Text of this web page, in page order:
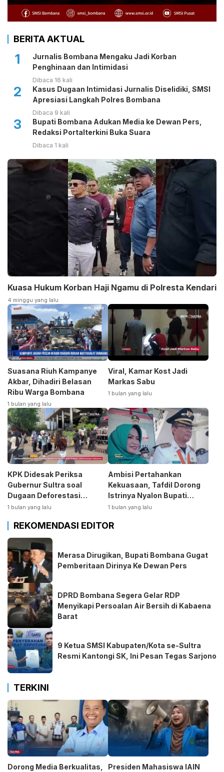
BERITA AKTUAL
1
Jurnalis Bombana Mengaku Jadi Korban
Penghinaan dan Intimidasi
Dibaca 16 kali
2
Kasus Dugaan Intimidasi Jurnalis Diselidiki, SMSI
Apresiasi Langkah Polres Bombana
Dibaca 9 kali
3
Bupati Bombana Adukan Media ke Dewan Pers,
Redaksi Portalterkini Buka Suara
Dibaca 1 kali
Kuasa Hukum Korban Haji Ngamu di Polresta Kendari
4 minggu yang lalu
Suasana Riuh Kampanye
Akbar, Dihadiri Belasan
Ribu Warga Bombana
1 bulan yang lalu
Viral, Kamar Kost Jadi
Markas Sabu
1 bulan yang lalu
KPK Didesak Periksa
Gubernur Sultra soal
Dugaan Deforestasi
Kabaen
1 bulan yang lalu
Ambisi Pertahankan
Kekuasaan, Tafdil Dorong
Istrinya Nyalon Bupati
Bombana
1 bulan yang lalu
REKOMENDASI EDITOR
Merasa Dirugikan, Bupati Bombana Gugat
Pemberitaan Dirinya Ke Dewan Pers
DPRD Bombana Segera Gelar RDP
Menyikapi Persoalan Air Bersih di Kabaena
Barat
9 Ketua SMSI Kabupaten/Kota se-Sultra
Resmi Kantongi SK, Ini Pesan Tegas Sarjono
TERKINI
Dorong Media Berkualitas,
Presiden Mahasiswa IAIN